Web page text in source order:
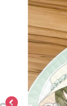
ASOBI TICKET
その他先行受付
プロジェクトアイ
テイルズ オブ シ
電音部
太鼓の達人